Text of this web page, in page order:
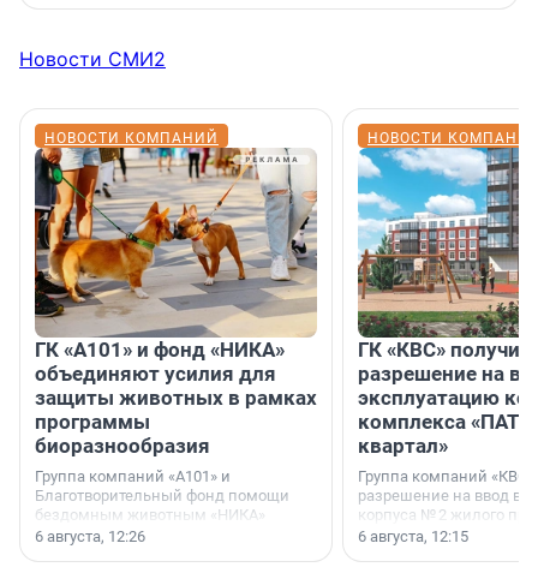
Новости СМИ2
НОВОСТИ КОМПАНИЙ
ГК «А101» и фонд «НИКА»
объединяют усилия для
защиты животных в рамках
программы
биоразнообразия
Группа компаний «А101» и
Благотворительный фонд помощи
бездомным животным «НИКА»
заключили соглашение о
6 августа, 12:26
НОВОСТИ
ГК «КВС»
разрешение на
эксплуатацию
комплекса
квартал»
Группа компаний
разрешение на ввод в
корпуса № 2 жилого
Уютный квартал»,
6 августа, 12:15